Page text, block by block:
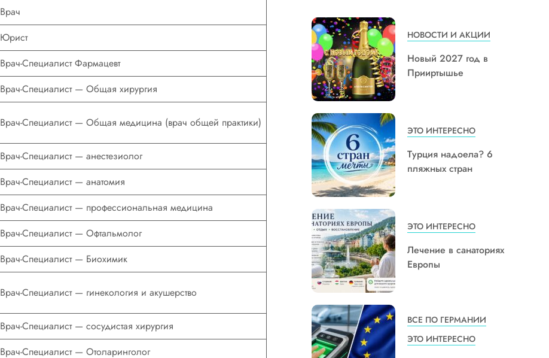
Врач
Юрист
Врач-Специалист Фармацевт
Врач-Специалист — Общая хирургия
Врач-Специалист — Общая медицина (врач общей практики)
Врач-Специалист — анестезиолог
Врач-Специалист — анатомия
Врач-Специалист — профессиональная медицина
Врач-Специалист — Офтальмолог
Врач-Специалист — Биохимик
Врач-Специалист — гинекология и акушерство
Врач-Специалист — сосудистая хирургия
Врач-Специалист — Отоларинголог
НОВОСТИ И АКЦИИ
Новый 2027 год в
Прииртышье
ЭТО ИНТЕРЕСНО
Турция надоела? 6
пляжных стран
ЭТО ИНТЕРЕСНО
Лечение в санаториях
Европы
ВСЕ ПО ГЕРМАНИИ
ЭТО ИНТЕРЕСНО